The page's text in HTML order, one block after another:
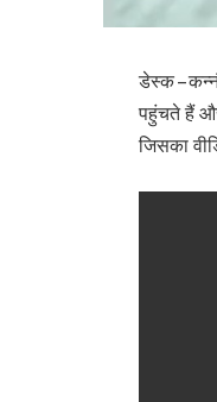
डेस्क –
पहुंचते हैं
जिसका